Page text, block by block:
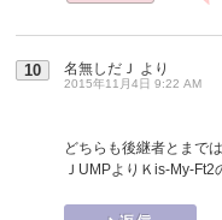
10 名無しだＪ より
2015年11月4日 9:22 AM
どちらも後継者とまで
ＪUMPよりＫis-My-